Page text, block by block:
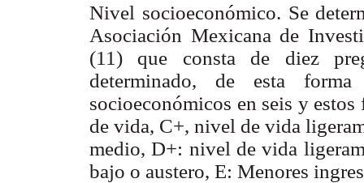
Nivel socioeconómico. Se
Asociación Mexicana de
(11) que consta de diez
determinado, de esta
socioeconómicos en seis y
de vida, C+, nivel de vida
medio, D+: nivel de vida
bajo o austero, E: Menores